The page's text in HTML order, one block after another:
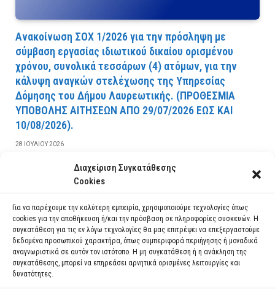
Διαχείριση Συγκατάθεσης
Cookies
Για να παρέχουμε την καλύτερη εμπειρία, χρησιμοποιούμε τεχνολογίες όπως
cookies για την αποθήκευση ή/και την πρόσβαση σε πληροφορίες συσκευών. Η
συγκατάθεση για τις εν λόγω τεχνολογίες θα μας επιτρέψει να επεξεργαστούμε
δεδομένα προσωπικού χαρακτήρα, όπως συμπεριφορά περιήγησης ή μοναδικά
αναγνωριστικά σε αυτόν τον ιστότοπο. Η μη συγκατάθεση ή η ανάκληση της
συγκατάθεσης, μπορεί να επηρεάσει αρνητικά ορισμένες λειτουργίες και
δυνατότητες.
Ανακοίνωση ΣΟΧ 1/2026 για την πρόσληψη με
σύμβαση εργασίας ιδιωτικού δικαίου ορισμένου
χρόνου, συνολικά τεσσάρων (4) ατόμων, για την
κάλυψη αναγκών στελέχωσης της Υπηρεσίας
Δόμησης του Δήμου Λαυρεωτικής. (ΠPOΘEΣMIA
YΠOBOΛHΣ AITHΣEΩN AΠO 29/07/2026 EΩΣ KAI
10/08/2026).
28 ΙΟΥΛΊΟΥ 2026
ΔΙΑΒΆΣΤΕ ΠΕΡΙΣΣΌΤΕΡΑ